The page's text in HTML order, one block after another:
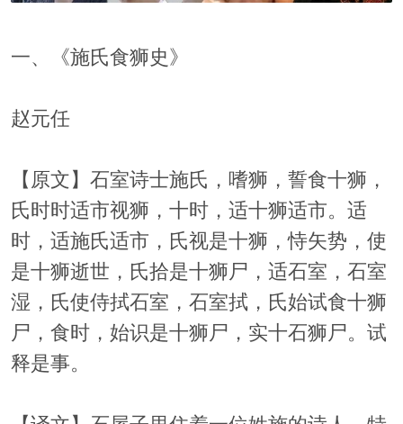
一、《施氏食狮史》
赵元任
【原文】石室诗士施氏，嗜狮，誓食十狮，
氏时时适市视狮，十时，适十狮适市。适
时，适施氏适市，氏视是十狮，恃矢势，使
是十狮逝世，氏拾是十狮尸，适石室，石室
湿，氏使侍拭石室，石室拭，氏始试食十狮
尸，食时，始识是十狮尸，实十石狮尸。试
释是事。